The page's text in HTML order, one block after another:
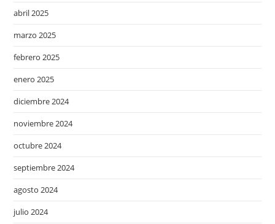
abril 2025
marzo 2025
febrero 2025
enero 2025
diciembre 2024
noviembre 2024
octubre 2024
septiembre 2024
agosto 2024
julio 2024